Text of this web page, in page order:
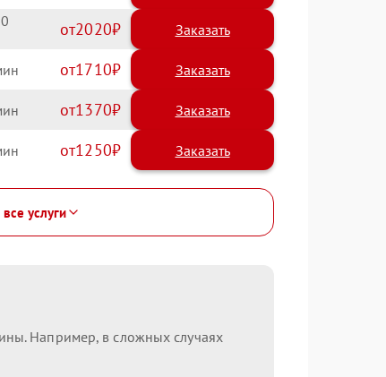
2020
1710
1370
1250
услуги
Например, в сложных случаях